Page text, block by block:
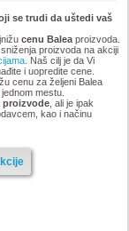
se trudi da uštedi vaš
cenu Baleaproizvoda.
proizvoda na akciji
. Naš cilj je da Vi
i uopredite cene.
cenu za željeni Balea
mestu.
proizvode, ali je ipak
kao i načinu